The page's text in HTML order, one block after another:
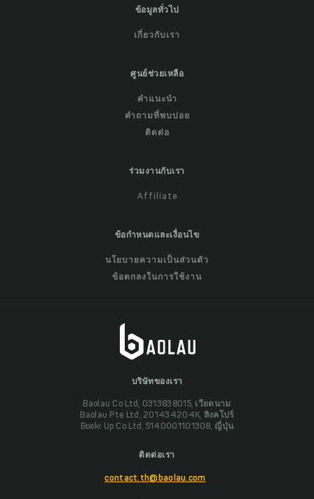
ข้อมูลทั่วไป
เกี่ยวกับเรา
ศูนย์ช่วยเหลือ
คำแนะนำ
คำถามที่พบบ่อย
ติดต่อ
ร่วมงานกับเรา
Affiliate
ข้อกำหนดและเงื่อนไข
นโยบายความเป็นส่วนตัว
ข้อตกลงในการใช้งาน
บริษัทของเรา
Baolau Co Ltd, 0313838015, เวียดนาม
Baolau Pte Ltd, 201434204K, สิงคโปร์
Boeki Up Co Ltd, 5140001101308, ญี่ปุ่น
ติดต่อเรา
contact.th@baolau.com